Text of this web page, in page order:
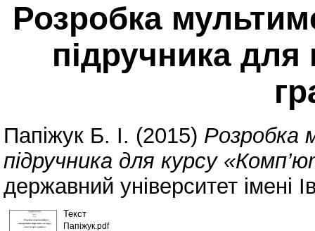
Розробка
підручника
Папіжук Б. І. (2015) Розробка
підручника для курсу
державний університет імені
Текст
Папіжук.pdf